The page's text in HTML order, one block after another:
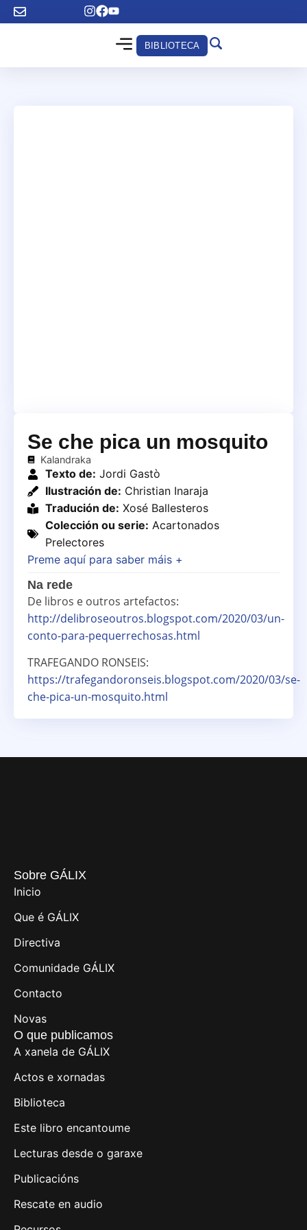
BIBLIOTECA
Se che pica un mosquito
Kalandraka
Texto de: Jordi Gastò
Ilustración de: Christian Inaraja
Tradución de: Xosé Ballesteros
Colección ou serie: Acartonados
Prelectores
Preme aquí para saber máis +
Na rede
De libros e outros artefactos:
http://delibroseoutros.blogspot.com/2020/03/un-
conto-para-pequerrechosas.html
TRAFEGANDO RONSEIS:
https://trafegandoronseis.blogspot.com/2020/03/se-
che-pica-un-mosquito.html
Sobre GÁLIX
Inicio
Que é GÁLIX
Directiva
Comunidade GÁLIX
Contacto
Novas
O que publicamos
A xanela de GÁLIX
Actos e xornadas
Biblioteca
Este libro encantoume
Lecturas desde o garaxe
Publicacións
Rescate en audio